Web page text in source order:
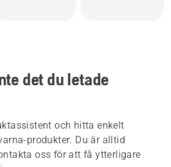
det du letade
och hitta enkelt
produkter. Du är alltid
oss för att få ytterligare